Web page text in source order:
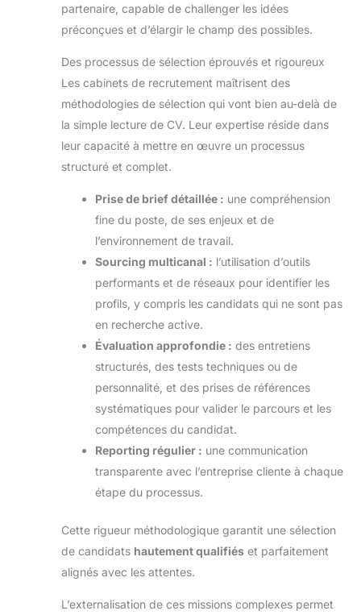
partenaire, capable de challenger les idées
préconçues et d’élargir le champ des possibles.
Des processus de sélection éprouvés et rigoureux
Les cabinets de recrutement maîtrisent des
méthodologies de sélection qui vont bien au-delà de
la simple lecture de CV. Leur expertise réside dans
leur capacité à mettre en œuvre un processus
structuré et complet.
Prise de brief détaillée : une compréhension
fine du poste, de ses enjeux et de
l’environnement de travail.
Sourcing multicanal : l’utilisation d’outils
performants et de réseaux pour identifier les
profils, y compris les candidats qui ne sont pas
en recherche active.
Évaluation approfondie : des entretiens
structurés, des tests techniques ou de
personnalité, et des prises de références
systématiques pour valider le parcours et les
compétences du candidat.
Reporting régulier : une communication
transparente avec l’entreprise cliente à chaque
étape du processus.
Cette rigueur méthodologique garantit une sélection
de candidats hautement qualifiés et parfaitement
alignés avec les attentes.
L’externalisation de ces missions complexes permet